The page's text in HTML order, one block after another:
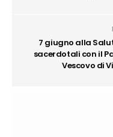
7 giugno alla
sacerdotali con il
Vescovo di